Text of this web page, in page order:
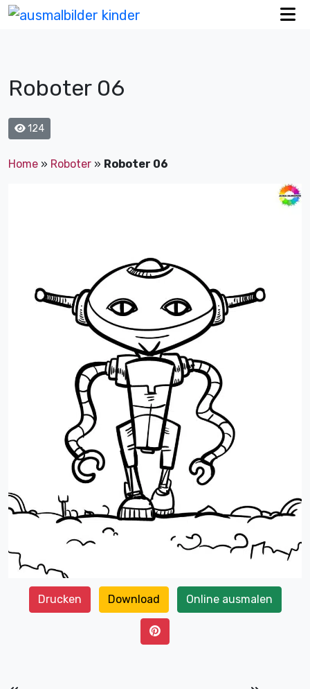
Roboter 06
124
Home » Roboter » Roboter 06
Drucken Download Online ausmalen